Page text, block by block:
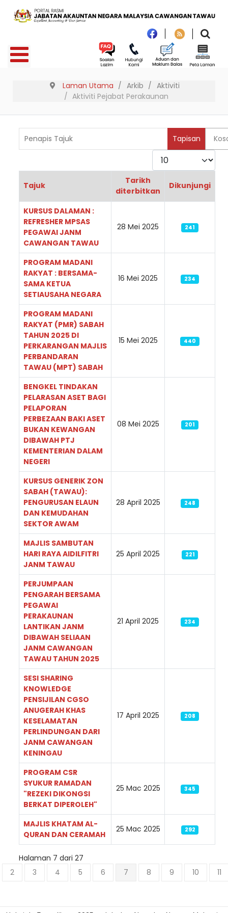
Laman Utama Arkib
Aktiviti
Aktiviti Pejabat Perakaunan
Tapisan
Paparkan
Tajuk
Tarikh
diterbitkan
Dikunjungi
KURSUS DALAMAN :
REFRESHER MPSAS
PEGAWAI JANM
CAWANGAN TAWAU
28 Mei 2025 241
PROGRAM MADANI
RAKYAT : BERSAMA-
SAMA KETUA
SETIAUSAHA NEGARA
16 Mei 2025 234
PROGRAM MADANI
RAKYAT (PMR) SABAH
TAHUN 2025 DI
PERKARANGAN MAJLIS
PERBANDARAN
TAWAU (MPT) SABAH
15 Mei 2025 440
BENGKEL TINDAKAN
PELARASAN ASET BAGI
PELAPORAN
PERBEZAAN BAKI ASET
BUKAN KEWANGAN
DIBAWAH PTJ
KEMENTERIAN DALAM
NEGERI
08 Mei 2025 201
KURSUS GENERIK ZON
SABAH (TAWAU):
PENGURUSAN ELAUN
DAN KEMUDAHAN
SEKTOR AWAM
28 April 2025 248
MAJLIS SAMBUTAN
HARI RAYA AIDILFITRI
JANM TAWAU
25 April 2025 221
PERJUMPAAN
PENGARAH BERSAMA
PEGAWAI
PERAKAUNAN
LANTIKAN JANM
DIBAWAH SELIAAN
JANM CAWANGAN
TAWAU TAHUN 2025
21 April 2025 234
SESI SHARING
KNOWLEDGE
PENSIJILAN CGSO
ANUGERAH KHAS
KESELAMATAN
PERLINDUNGAN DARI
JANM CAWANGAN
KENINGAU
17 April 2025 208
PROGRAM CSR
SYUKUR RAMADAN
"REZEKI DIKONGSI
BERKAT DIPEROLEH"
25 Mac 2025 345
MAJLIS KHATAM AL-
QURAN DAN CERAMAH
25 Mac 2025 292
Halaman 7 dari 27
2
3 4 5 6 7 8 9 10 11